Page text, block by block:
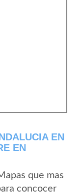
EN
EN
que mas
concocer